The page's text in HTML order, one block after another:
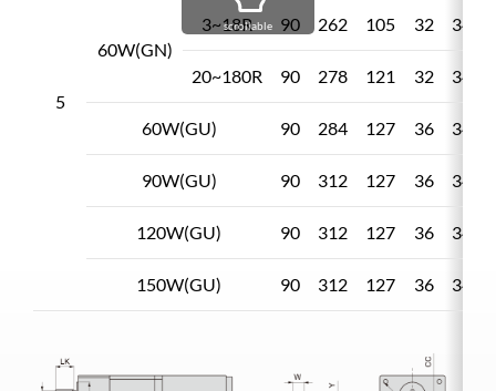
5
60W(GN)
3~18R 90 262 105 32 34
20~180R 90 278 121 32 34
60W(GU) 90 284 127 36 34
90W(GU) 90 312 127 36 34
120W(GU) 90 312 127 36 34
150W(GU) 90 312 127 36 34
scrollable